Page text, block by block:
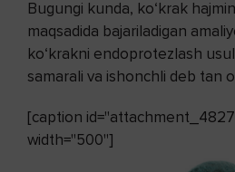
Bugungi kunda, ko‘krak
maqsadida bajariladigan
ko‘krakni endoprotezlash
samarali va ishonchli deb tan
[caption
width="500"]